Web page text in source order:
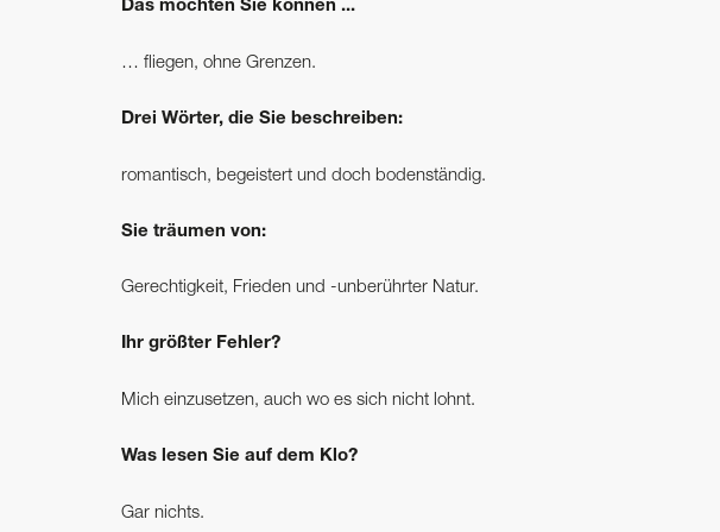
Das möchten Sie können ...
… fliegen, ohne Grenzen.
Drei Wörter, die Sie beschreiben:
romantisch, begeistert und doch bodenständig.
Sie träumen von:
Gerechtigkeit, Frieden und -unberührter Natur.
Ihr größter Fehler?
Mich einzusetzen, auch wo es sich nicht lohnt.
Was lesen Sie auf dem Klo?
Gar nichts.